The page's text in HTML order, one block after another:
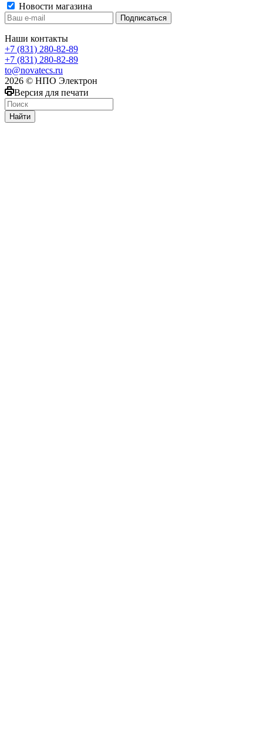
Новости магазина
Наши контакты
+7 (831) 280-82-89
+7 (831) 280-82-89
to@novatecs.ru
2026 © НПО Электрон
Версия для печати
Найти